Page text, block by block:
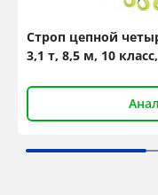
Строп цепной
3,1 т, 8,5 м, 10